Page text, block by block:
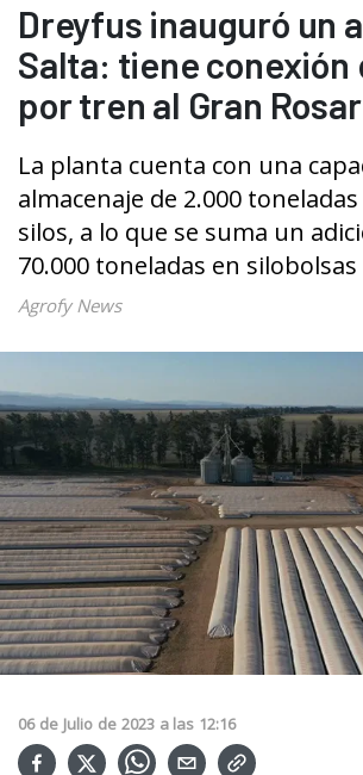
Dreyfus inauguró un
Salta: tiene conexión
por tren al Gran
La planta cuenta con una
almacenaje de 2.000
silos, a lo que se suma un
70.000 toneladas en silobolsas
Agrofy News
06 de Julio de 2023 a las 12:16